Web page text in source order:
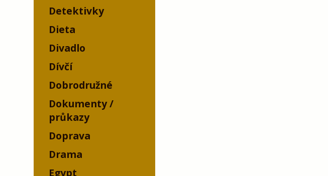
Detektivky
Dieta
Divadlo
Dívčí
Dobrodružné
Dokumenty /
průkazy
Doprava
Drama
Egypt